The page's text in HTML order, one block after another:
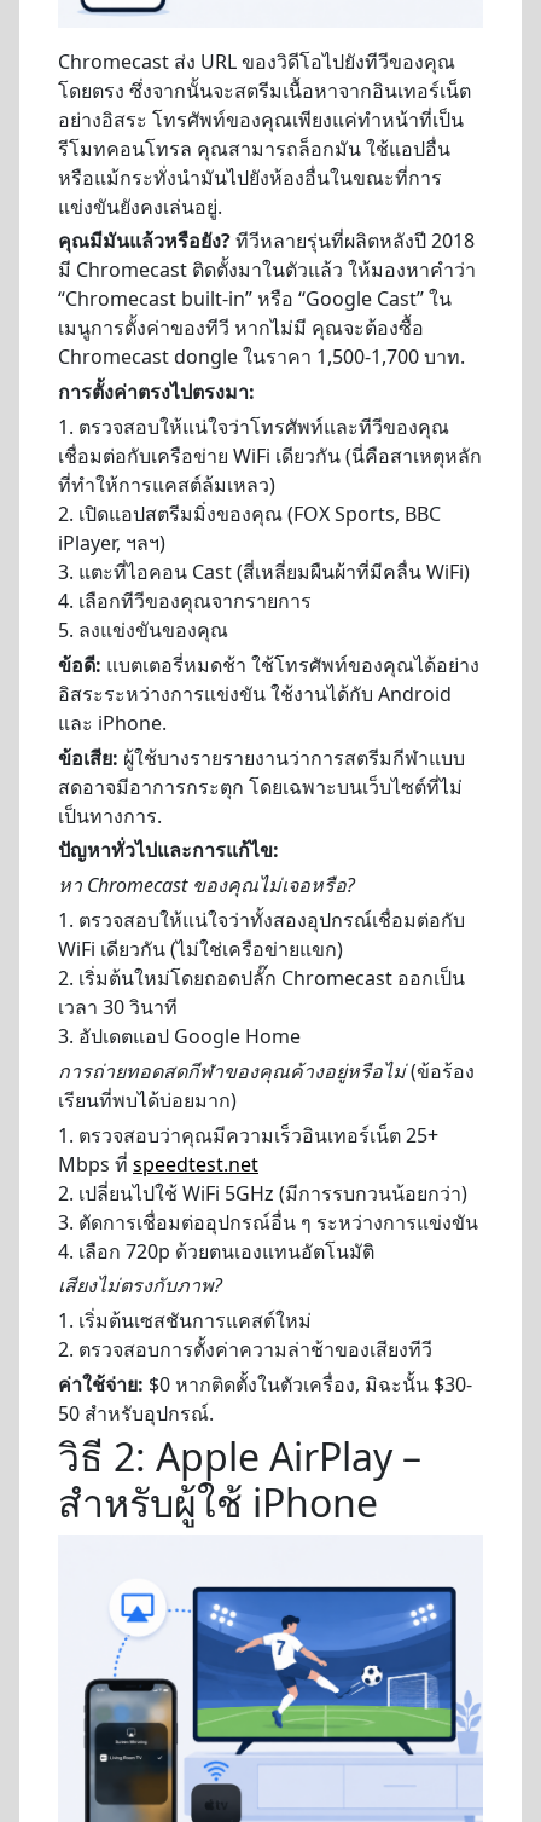
Chromecast ส่ง URL ของวิดีโอไปยังทีวีของคุณ
โดยตรง ซึ่งจากนั้นจะสตรีมเนื้อหาจากอินเทอร์เน็ต
อย่างอิสระ โทรศัพท์ของคุณเพียงแค่ทำหน้าที่เป็น
รีโมทคอนโทรล คุณสามารถล็อกมัน ใช้แอปอื่น
หรือแม้กระทั่งนำมันไปยังห้องอื่นในขณะที่การ
แข่งขันยังคงเล่นอยู่.
คุณมีมันแล้วหรือยัง?ทีวีหลายรุ่นที่ผลิตหลังปี 2018
มี Chromecast ติดตั้งมาในตัวแล้ว ให้มองหาคำว่า
“Chromecast built-in” หรือ “Google Cast” ใน
เมนูการตั้งค่าของทีวี หากไม่มี คุณจะต้องซื้อ
Chromecast dongle ในราคา 1,500-1,700 บาท.
การตั้งค่าตรงไปตรงมา:
1. ตรวจสอบให้แน่ใจว่าโทรศัพท์และทีวีของคุณ
เชื่อมต่อกับเครือข่าย WiFi เดียวกัน (นี่คือสาเหตุหลัก
ที่ทำให้การแคสต์ล้มเหลว)
2. เปิดแอปสตรีมมิ่งของคุณ (FOX Sports, BBC
iPlayer, ฯลฯ)
3. แตะที่ไอคอน Cast (สี่เหลี่ยมผืนผ้าที่มีคลื่น WiFi)
4. เลือกทีวีของคุณจากรายการ
5. ลงแข่งขันของคุณ
ข้อดี: แบตเตอรี่หมดช้า ใช้โทรศัพท์ของคุณได้อย่าง
อิสระระหว่างการแข่งขัน ใช้งานได้กับ Android
และ iPhone.
ข้อเสีย: ผู้ใช้บางรายรายงานว่าการสตรีมกีฬาแบบ
สดอาจมีอาการกระตุก โดยเฉพาะบนเว็บไซต์ที่ไม่
เป็นทางการ.
ปัญหาทั่วไปและการแก้ไข:
หา Chromecast ของคุณไม่เจอหรือ?
1. ตรวจสอบให้แน่ใจว่าทั้งสองอุปกรณ์เชื่อมต่อกับ
WiFi เดียวกัน (ไม่ใช่เครือข่ายแขก)
2. เริ่มต้นใหม่โดยถอดปลั๊ก Chromecast ออกเป็น
เวลา 30 วินาที
3. อัปเดตแอป Google Home
การถ่ายทอดสดกีฬาของคุณค้างอยู่หรือไม่(ข้อร้อง
เรียนที่พบได้บ่อยมาก)
1. ตรวจสอบว่าคุณมีความเร็วอินเทอร์เน็ต 25+
Mbps ที่ speedtest.net
2. เปลี่ยนไปใช้ WiFi 5GHz (มีการรบกวนน้อยกว่า)
3. ตัดการเชื่อมต่ออุปกรณ์อื่น ๆ ระหว่างการแข่งขัน
4. เลือก 720p ด้วยตนเองแทนอัตโนมัติ
เสียงไม่ตรงกับภาพ?
1. เริ่มต้นเซสชันการแคสต์ใหม่
2. ตรวจสอบการตั้งค่าความล่าช้าของเสียงทีวี
ค่าใช้จ่าย: $0 หากติดตั้งในตัวเครื่อง, มิฉะนั้น $30-
50 สำหรับอุปกรณ์.
วิธี 2: Apple AirPlay –
สำหรับผู้ใช้ iPhone